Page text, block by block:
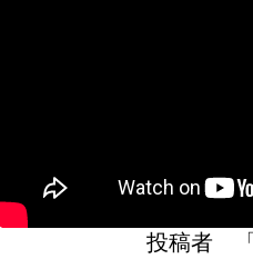
投稿者